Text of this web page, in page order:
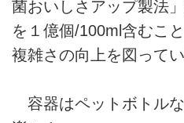
菌おいしさアップ製法
を１億個/100ml含むこ
複雑さの向上を図ってい
容器はペットボトル